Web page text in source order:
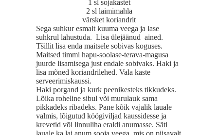
1 sl sojakastet
2 sl laimimahla
värsket koriandrit
Sega suhkur esmalt kuuma veega ja lase
suhkrul lahustuda. Lisa ülejäänud ained.
Tšillit lisa enda maitsele sobivas koguses.
Maitsed timmi hapu-soolase-terava-magusa
juurde lisamisega just endale sobivaks. Haki ja
lisa mõned koriandrilehed. Vala kaste
serveerimiskaussi.
Haki porgand ja kurk peenikesteks tikkudeks.
Lõika roheline sibul või murulauk sama
pikkadeks ribadeks. Pane kõik vajalik lauale
valmis, lõigutud köögiviljad kaussidesse ja
krevetid või linnuliha eraldi anumasse. Säti
lauale ka lai anum sooja veega, mis on piisavalt